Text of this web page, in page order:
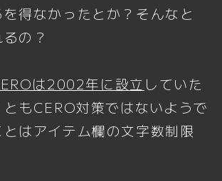
得なかったとか？そんなと
の？
は2002年に設立 していた
もCERO対策ではないようで
はアイテム欄の文字数制限